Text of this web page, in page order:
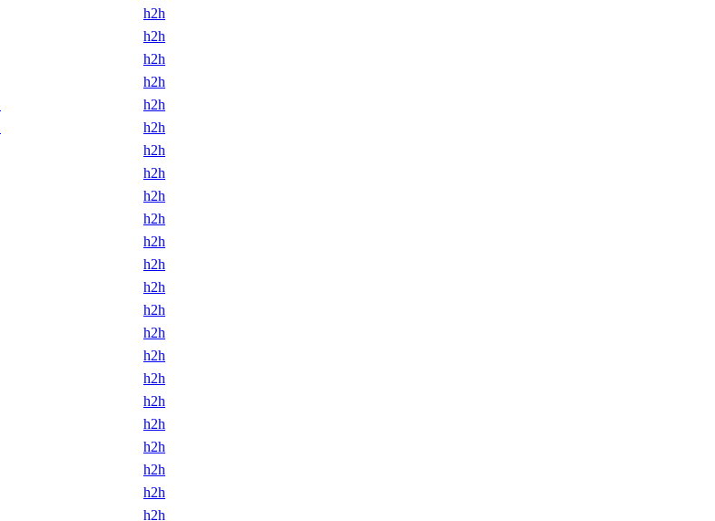
h2h
h2h
h2h
h2h
h2h
h2h
h2h
h2h
h2h
h2h
h2h
h2h
h2h
h2h
h2h
h2h
h2h
h2h
h2h
h2h
h2h
h2h
h2h